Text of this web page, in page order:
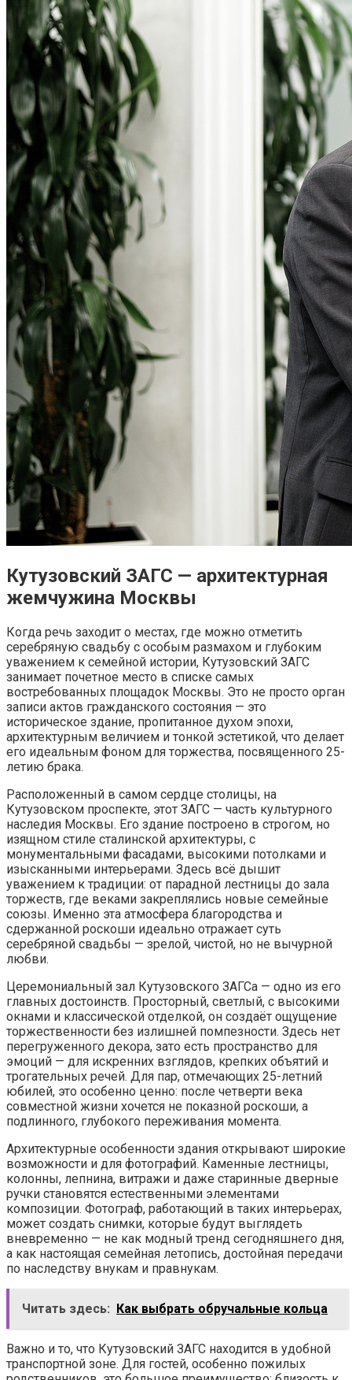
Кутузовский ЗАГС — архитектурная
жемчужина Москвы
Когда речь заходит о местах, где можно отметить
серебряную свадьбу с особым размахом и глубоким
уважением к семейной истории, Кутузовский ЗАГС
занимает почетное место в списке самых
востребованных площадок Москвы. Это не просто орган
записи актов гражданского состояния — это
историческое здание, пропитанное духом эпохи,
архитектурным величием и тонкой эстетикой, что делает
его идеальным фоном для торжества, посвященного 25-
летию брака.
Расположенный в самом сердце столицы, на
Кутузовском проспекте, этот ЗАГС — часть культурного
наследия Москвы. Его здание построено в строгом, но
изящном стиле сталинской архитектуры, с
монументальными фасадами, высокими потолками и
изысканными интерьерами. Здесь всё дышит
уважением к традиции: от парадной лестницы до зала
торжеств, где веками закреплялись новые семейные
союзы. Именно эта атмосфера благородства и
сдержанной роскоши идеально отражает суть
серебряной свадьбы — зрелой, чистой, но не вычурной
любви.
Церемониальный зал Кутузовского ЗАГСа — одно из его
главных достоинств. Просторный, светлый, с высокими
окнами и классической отделкой, он создаёт ощущение
торжественности без излишней помпезности. Здесь нет
перегруженного декора, зато есть пространство для
эмоций — для искренних взглядов, крепких объятий и
трогательных речей. Для пар, отмечающих 25-летний
юбилей, это особенно ценно: после четверти века
совместной жизни хочется не показной роскоши, а
подлинного, глубокого переживания момента.
Архитектурные особенности здания открывают широкие
возможности и для фотографий. Каменные лестницы,
колонны, лепнина, витражи и даже старинные дверные
ручки становятся естественными элементами
композиции. Фотограф, работающий в таких интерьерах,
может создать снимки, которые будут выглядеть
вневременно — не как модный тренд сегодняшнего дня,
а как настоящая семейная летопись, достойная передачи
по наследству внукам и правнукам.
Читать здесь: Как выбрать обручальные кольца
Важно и то, что Кутузовский ЗАГС находится в удобной
транспортной зоне. Для гостей, особенно пожилых